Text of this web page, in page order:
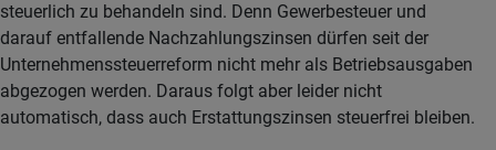
steuerlich zu behandeln sind. Denn Gewerbesteuer und
darauf entfallende Nachzahlungszinsen dürfen seit der
Unternehmenssteuerreform nicht mehr als Betriebsausgaben
abgezogen werden. Daraus folgt aber leider nicht
automatisch, dass auch Erstattungszinsen steuerfrei bleiben.